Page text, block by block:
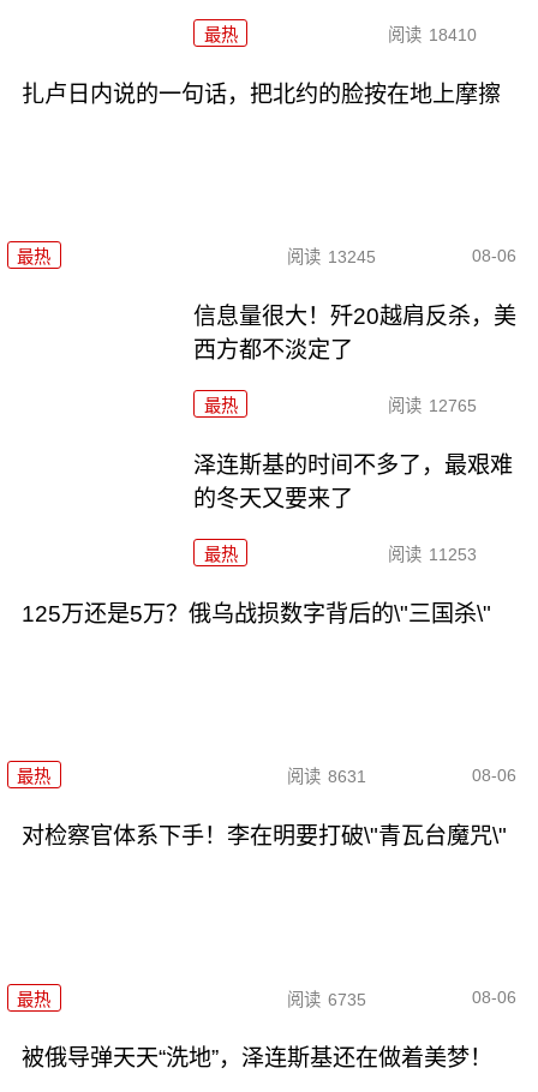
最热 阅读 18410
扎卢日内说的一句话，把北约的脸按在地上摩擦
最热 阅读 13245 08-06
信息量很大！歼20越肩反杀，美
西方都不淡定了
最热 阅读 12765
泽连斯基的时间不多了，最艰难
的冬天又要来了
最热 阅读 11253
125万还是5万？俄乌战损数字背后的\"三国杀\"
最热 阅读 8631 08-06
对检察官体系下手！李在明要打破\"青瓦台魔咒\"
最热 阅读 6735 08-06
被俄导弹天天“洗地”，泽连斯基还在做着美梦！